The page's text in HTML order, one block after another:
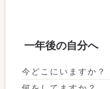
一年後の自分へ
今どこにいますか？